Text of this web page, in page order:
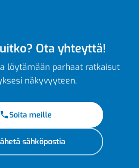
Ota yhteyttä!
löytämään parhaat ratkaisut
näkyvyyteen.
Soita meille
sähköpostia